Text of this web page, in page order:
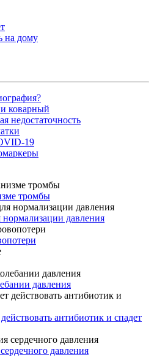
на дому
коварный
недостаточность
19
тромбы
давления
давления
антибиотик и спадет
давления